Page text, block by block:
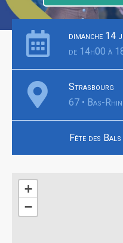
dimanche 14
de 14h00 à
Strasbourg
67 • Bas-Rhin
Fête des
+
−